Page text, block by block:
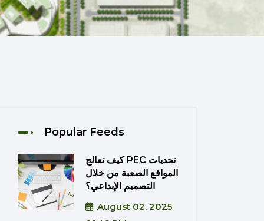
Popular Feeds
كيف تعالج PEC تحديات
المواقع الصعبة من خلال
التصميم الإبداعي؟
August 02, 2025